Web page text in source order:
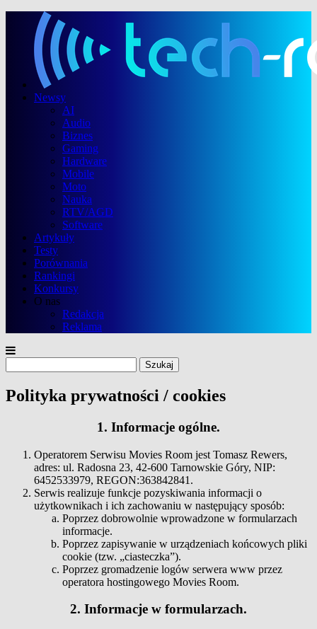
Newsy
AI
Audio
Biznes
Gaming
Hardware
Mobile
Moto
Nauka
RTV/AGD
Software
Artykuły
Testy
Porównania
Rankingi
Konkursy
O nas
Redakcja
Reklama
Polityka prywatności / cookies
1. Informacje ogólne.
Operatorem Serwisu Movies Room jest Tomasz Rewers,
adres: ul. Radosna 23, 42-600 Tarnowskie Góry, NIP:
6452533979, REGON:363842841.
Serwis realizuje funkcje pozyskiwania informacji o
użytkownikach i ich zachowaniu w następujący sposób:
Poprzez dobrowolnie wprowadzone w formularzach
informacje.
Poprzez zapisywanie w urządzeniach końcowych pliki
cookie (tzw. „ciasteczka”).
Poprzez gromadzenie logów serwera www przez
operatora hostingowego Movies Room.
2. Informacje w formularzach.